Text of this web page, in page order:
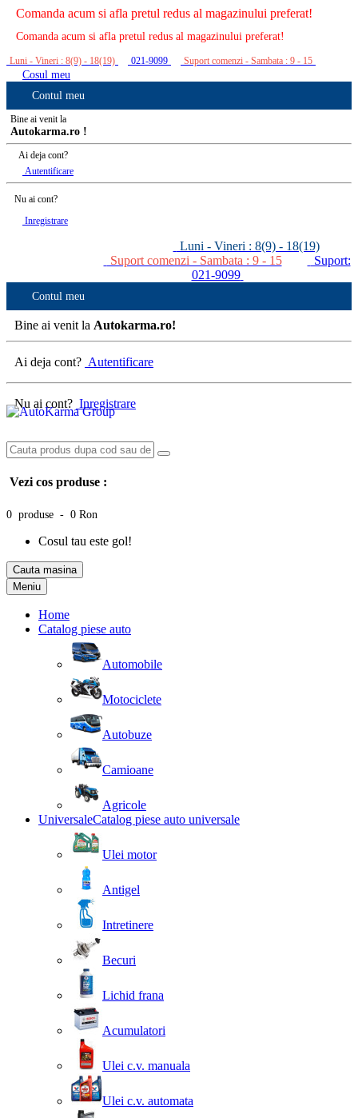
Comanda acum si afla pretul redus al magazinului preferat!
Comanda acum si afla pretul redus al magazinului preferat!
Luni - Vineri : 8(9) - 18(19) 021-9099 Suport comenzi - Sambata : 9 - 15
Cosul meu
Contul meu
Bine ai venit la
Autokarma.ro !
Ai deja cont?
Autentificare
Nu ai cont?
Inregistrare
Luni - Vineri : 8(9) - 18(19)
Suport comenzi - Sambata : 9 - 15
Suport:
021-9099
Contul meu
Bine ai venit la Autokarma.ro!
Ai deja cont? Autentificare
Nu ai cont? Inregistrare
Vezi cos produse :
0 produse - 0 Ron
Cosul tau este gol!
Cauta masina
Meniu
Home
Catalog piese auto
Automobile
Motociclete
Autobuze
Camioane
Agricole
UniversaleCatalog piese auto universale
Ulei motor
Antigel
Intretinere
Becuri
Lichid frana
Acumulatori
Ulei c.v. manuala
Ulei c.v. automata